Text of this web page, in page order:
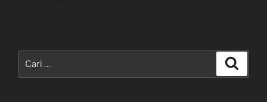
untuk: